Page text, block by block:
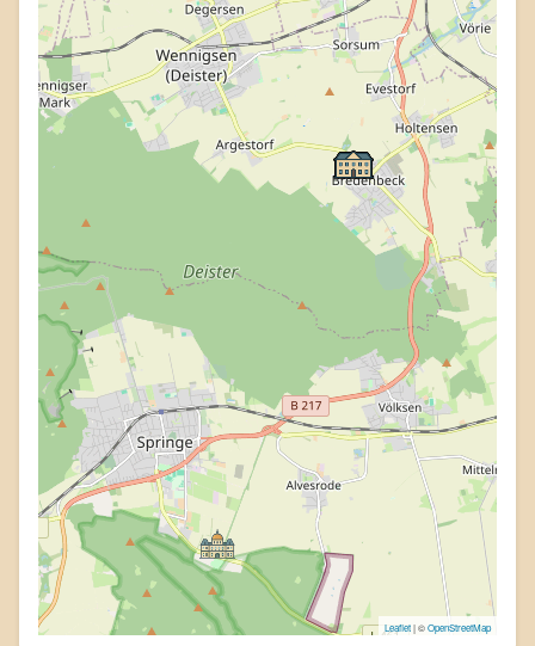
Leaflet| ©OpenStreetMap